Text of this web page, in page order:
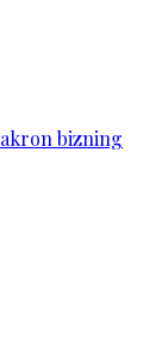
bizning